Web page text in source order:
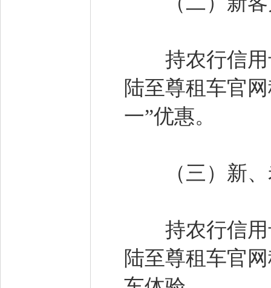
持农行信用卡
陆至尊租车官
一”优惠。
（三）新、
持农行信用卡
陆至尊租车官